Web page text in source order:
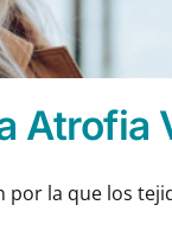
Atrofia
por la que los